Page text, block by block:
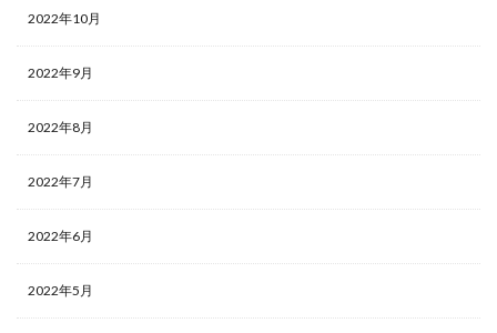
2022年10月
2022年9月
2022年8月
2022年7月
2022年6月
2022年5月